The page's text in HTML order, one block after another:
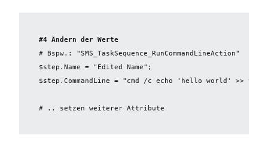
#4 Ändern der Werte
# Bspw.: "SMS_TaskSequence_RunCommandLineAction"
$step.Name = "Edited Name";
$step.CommandLine = " cmd /c echo 'hello world' >>
# .. setzen weiterer Attribute